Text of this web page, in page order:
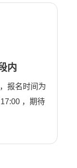
内
报名时间为
，期待